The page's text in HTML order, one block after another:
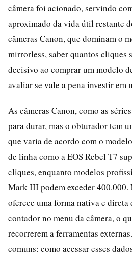
câmera foi acionado, servindo
aproximado da vida útil restante
câmeras Canon, que dominam o
mirrorless, saber quantos cliques
decisivo ao comprar um modelo
avaliar se vale a pena investir em
As câmeras Canon, como as
para durar, mas o obturador tem
que varia de acordo com o
de linha como a EOS Rebel T7
cliques, enquanto modelos
Mark III podem exceder 400.000.
oferece uma forma nativa e direta
contador no menu da câmera, o
recorrerem a ferramentas
comuns: como acessar esses